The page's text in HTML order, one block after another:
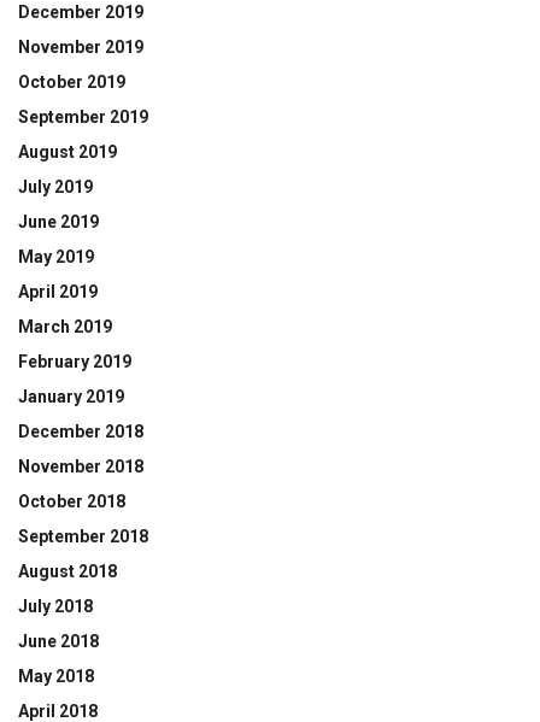
December 2019
November 2019
October 2019
September 2019
August 2019
July 2019
June 2019
May 2019
April 2019
March 2019
February 2019
January 2019
December 2018
November 2018
October 2018
September 2018
August 2018
July 2018
June 2018
May 2018
April 2018